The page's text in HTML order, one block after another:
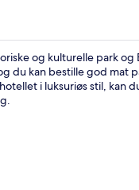
og kulturelle park og
kan bestille god mat
i luksuriøs stil, kan